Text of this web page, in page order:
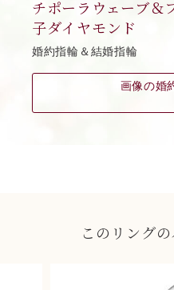
チポーラウェーブ＆
子ダイヤモンド
婚約指輪＆結婚指輪
画像の婚
このリング